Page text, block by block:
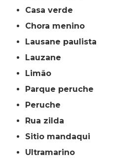
casa verde
chora menino
lausane paulista
lauzane
limão
parque peruche
peruche
rua zilda
sitio mandaqui
ultramarino